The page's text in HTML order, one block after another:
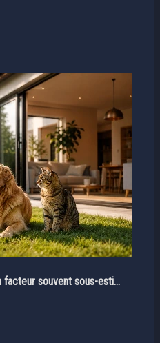
facteur souvent sous-esti...